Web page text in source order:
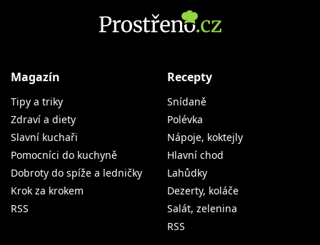
Magazín
Tipy a triky
Zdraví a diety
Slavní kuchaři
Pomocníci do kuchyně
Dobroty do spíže a ledničky
Krok za krokem
RSS
Recepty
Snídaně
Polévka
Nápoje, koktejly
Hlavní chod
Lahůdky
Dezerty, koláče
Salát, zelenina
RSS